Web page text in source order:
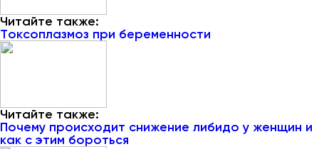
Читайте также:
Токсоплазмоз при беременности
Читайте также:
Почему происходит снижение либидо у женщин и
как с этим бороться